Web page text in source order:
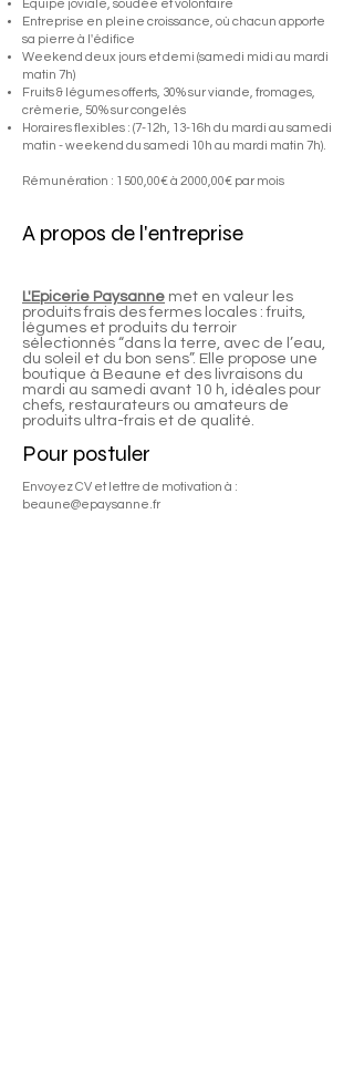
Equipe joviale, soudée et volontaire
Entreprise en pleine croissance, où chacun apporte
sa pierre à l'édifice
Weekend deux jours et demi (samedi midi au mardi
matin 7h)
Fruits & légumes offerts, 30% sur viande, fromages,
crèmerie, 50% sur congelés
Horaires flexibles : (7-12h, 13-16h du mardi au samedi
matin - weekend du samedi 10h au mardi matin 7h).
Rémunération : 1 500,00€ à 2 000,00€ par mois
A propos de l'entreprise
L'Epicerie Paysanne met en valeur les
produits frais des fermes locales : fruits,
légumes et produits du terroir
sélectionnés “dans la terre, avec de l’eau,
du soleil et du bon sens”. Elle propose une
boutique à Beaune et des livraisons du
mardi au samedi avant 10 h, idéales pour
chefs, restaurateurs ou amateurs de
produits ultra-frais et de qualité.
Pour postuler
Envoyez CV et lettre de motivation à :
beaune@epaysanne.fr